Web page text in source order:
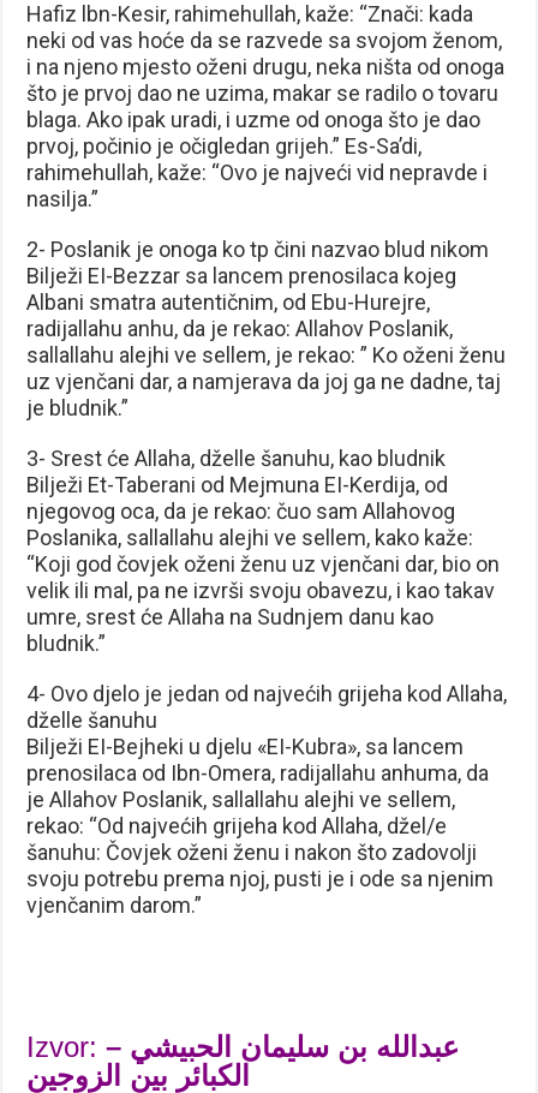
Hafiz lbn-Kesir, rahimehullah, kaže: “Znači: kada
neki od vas hoće da se razvede sa svojom ženom,
i na njeno mjesto oženi drugu, neka ništa od onoga
što je prvoj dao ne uzima, makar se radilo o tovaru
blaga. Ako ipak uradi, i uzme od onoga što je dao
prvoj, počinio je očigledan grijeh.” Es-Sa’di,
rahimehullah, kaže: “Ovo je najveći vid nepravde i
nasilja.”
2- Poslanik je onoga ko tp čini nazvao blud nikom
Bilježi EI-Bezzar sa lancem prenosilaca kojeg
Albani smatra autentičnim, od Ebu-Hurejre,
radijallahu anhu, da je rekao: Allahov Poslanik,
sallallahu alejhi ve sellem, je rekao: ” Ko oženi ženu
uz vjenčani dar, a namjerava da joj ga ne dadne, taj
je bludnik.”
3- Srest će Allaha, dželle šanuhu, kao bludnik
Bilježi Et-Taberani od Mejmuna EI-Kerdija, od
njegovog oca, da je rekao: čuo sam Allahovog
Poslanika, sallallahu alejhi ve sellem, kako kaže:
“Koji god čovjek oženi ženu uz vjenčani dar, bio on
velik ili mal, pa ne izvrši svoju obavezu, i kao takav
umre, srest će Allaha na Sudnjem danu kao
bludnik.”
4- Ovo djelo je jedan od najvećih grijeha kod Allaha,
dželle šanuhu
Bilježi EI-Bejheki u djelu «EI-Kubra», sa lancem
prenosilaca od Ibn-Omera, radijallahu anhuma, da
je Allahov Poslanik, sallallahu alejhi ve sellem,
rekao: “Od najvećih grijeha kod Allaha, džel/e
šanuhu: Čovjek oženi ženu i nakon što zadovolji
svoju potrebu prema njoj, pusti je i ode sa njenim
vjenčanim darom.”
Izvor:عبدالله بن سليمان الحبيشي –
الكبائر بين الزوجين